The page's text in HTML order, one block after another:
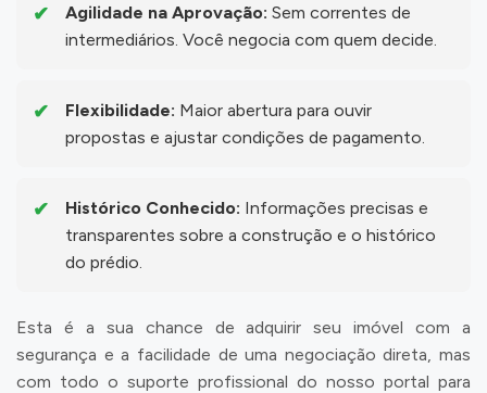
Agilidade na Aprovação: Sem correntes de
intermediários. Você negocia com quem decide.
Flexibilidade: Maior abertura para ouvir
propostas e ajustar condições de pagamento.
Histórico Conhecido: Informações precisas e
transparentes sobre a construção e o histórico
do prédio.
Esta é a sua chance de adquirir seu imóvel com a
segurança e a facilidade de uma negociação direta, mas
com todo o suporte profissional do nosso portal para